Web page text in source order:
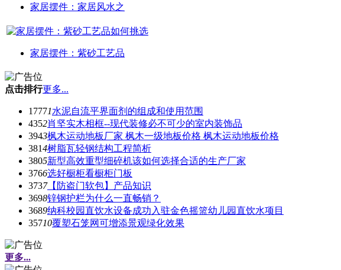
家居摆件：家居风水之
家居摆件：紫砂工艺品
点击排行更多...
17771水泥自流平界面剂的组成和使用范围
4352肖坚实木相框--现代装修必不可少的室内装饰品
3943枫木运动地板厂家 枫木一级地板价格 枫木运动地板价格
3814树脂瓦轻钢结构工程简析
3805新型高效重型细碎机该如何选择合适的生产厂家
3766选好橱柜看橱柜门板
3737【防盗门软包】产品知识
3698锌钢护栏为什么一直畅销？
3689纳科校园直饮水设备成功入驻金色摇篮幼儿园直饮水项目
35710覆塑石笼网可增添景观绿化效果
更多...